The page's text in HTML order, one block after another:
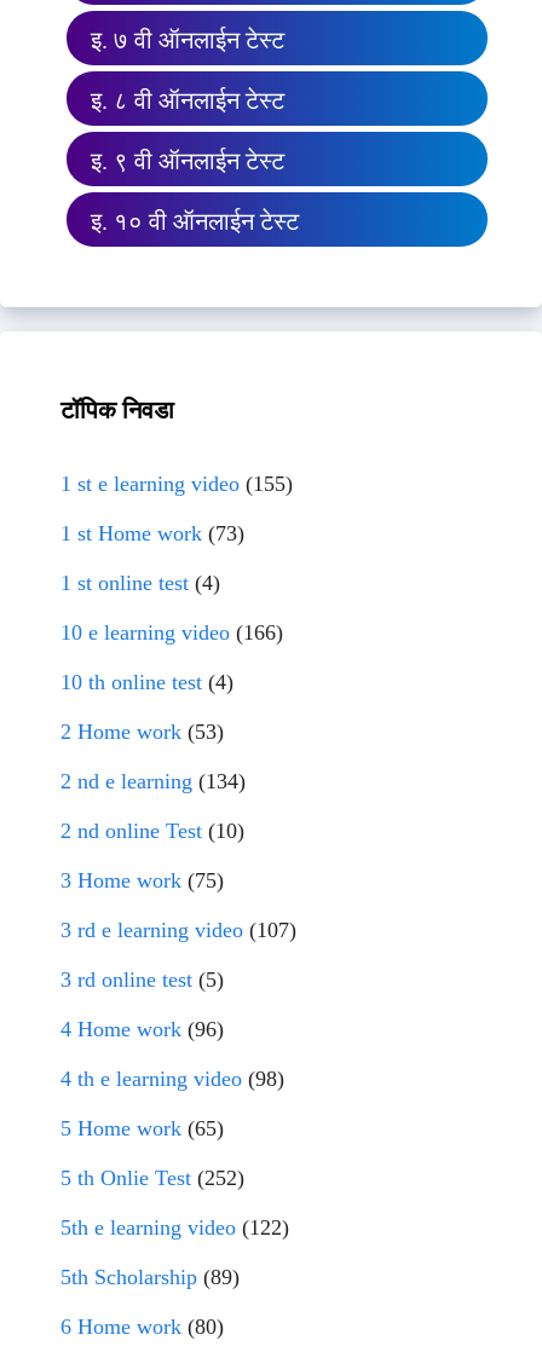
इ. ७ वी ऑनलाईन टेस्ट
इ. ८ वी ऑनलाईन टेस्ट
इ. ९ वी ऑनलाईन टेस्ट
इ. १० वी ऑनलाईन टेस्ट
टॉपिक निवडा
1 st e learning video (155)
1 st Home work (73)
1 st online test (4)
10 e learning video (166)
10 th online test (4)
2 Home work (53)
2 nd e learning (134)
2 nd online Test (10)
3 Home work (75)
3 rd e learning video (107)
3 rd online test (5)
4 Home work (96)
4 th e learning video (98)
5 Home work (65)
5 th Onlie Test (252)
5th e learning video (122)
5th Scholarship (89)
6 Home work (80)